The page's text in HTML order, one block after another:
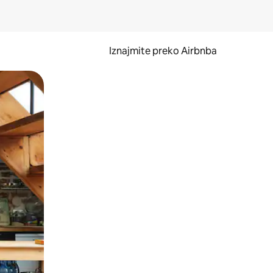
Iznajmite preko Airbnba
prstom po zaslonu.